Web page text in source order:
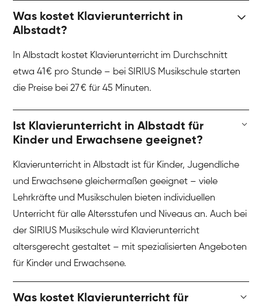
Was kostet Klavierunterricht in
Albstadt?
In Albstadt kostet Klavierunterricht im Durchschnitt
etwa 41 € pro Stunde – bei SIRIUS Musikschule starten
die Preise bei 27 € für 45 Minuten.
Ist Klavierunterricht in Albstadt für
Kinder und Erwachsene geeignet?
Klavierunterricht in Albstadt ist für Kinder, Jugendliche
und Erwachsene gleichermaßen geeignet – viele
Lehrkräfte und Musikschulen bieten individuellen
Unterricht für alle Altersstufen und Niveaus an. Auch bei
der SIRIUS Musikschule wird Klavierunterricht
altersgerecht gestaltet – mit spezialisierten Angeboten
für Kinder und Erwachsene.
Was kostet Klavierunterricht für